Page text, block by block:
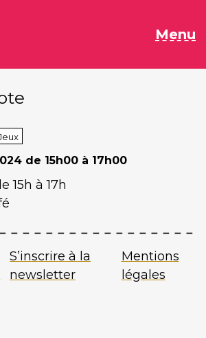
Menu
de 15h00 à 17h00
15h à 17h
S’inscrire à la
newsletter
Mentions
légales